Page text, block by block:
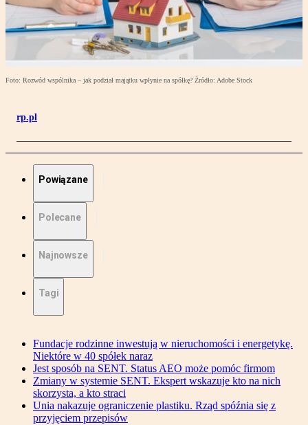
Foto: Rozwód wspólnika – jak podział majątku wpłynie na spółkę? Źródło: Adobe Stock
rp.pl
Powiązane
Polecane
Najnowsze
Tagi
Fundacje rodzinne inwestują w nieruchomości i energetykę.
Niektóre w 40 spółek naraz
Jest sposób na SENT. Status AEO może pomóc firmom
Zmiany w systemie SENT. Ekspert wskazuje kto na nich
skorzysta, a kto straci
Unia nakazuje ograniczenie plastiku. Rząd spóźnia się z
przyjęciem przepisów